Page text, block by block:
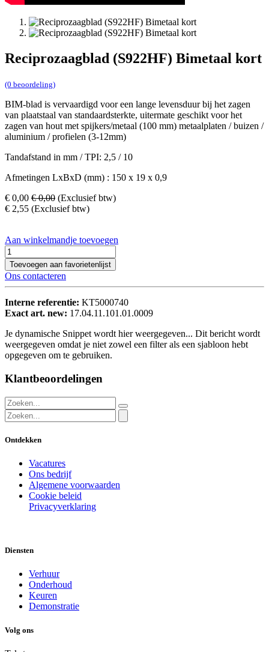
Reciprozaagblad (S922HF) Bimetaal kort
(0 beoordeling)
BIM-blad is vervaardigd voor een lange levensduur bij het zagen
van plaatstaal van standaardsterkte, uitermate geschikt voor het
zagen van hout met spijkers/metaal (100 mm) metaalplaten / buizen /
aluminium / profielen (3-12mm)
Tandafstand in mm / TPI: 2,5 / 10
Afmetingen LxBxD (mm) : 150 x 19 x 0,9
€ 0,00 €0,00 (Exclusief btw)
€ 2,55 (Exclusief btw)
Aan winkelmandje toevoegen
Toevoegen aan favorietenlijst
Ons contacteren
Interne referentie: KT5000740
Exact art. new: 17.04.11.101.01.0009
Je dynamische Snippet wordt hier weergegeven... Dit bericht wordt
weergegeven omdat je niet zowel een filter als een sjabloon hebt
opgegeven om te gebruiken.
Klantbeoordelingen
Ontdekken
Vacatures
Ons bedrijf
Algemene voorwaarden
Cookie beleid
Privacyverklaring
Diensten
Verhuur
Onderhoud
Keuren
Demonstratie
Volg ons